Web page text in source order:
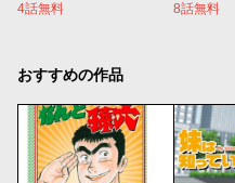
4話無料 8話無料
おすすめの作品